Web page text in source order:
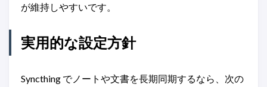
が維持しやすいです。
実用的な設定方針
Syncthing でノートや文書を長期同期するなら、次の